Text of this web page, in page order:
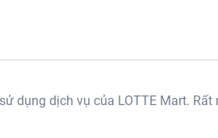
dụng dịch vụ của LOTTE Mart.